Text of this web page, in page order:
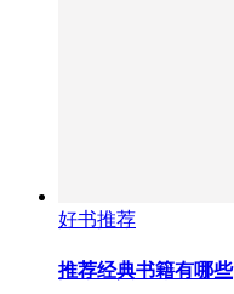
好书推荐
推荐经典书籍有哪些